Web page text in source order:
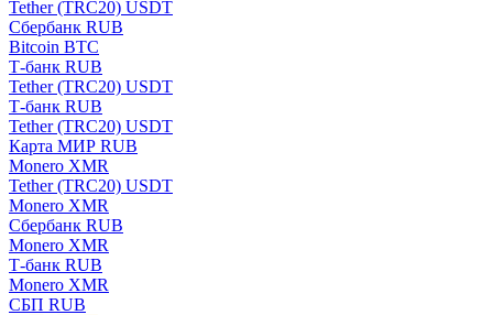
Tether (TRC20) USDT
Сбербанк RUB
Bitcoin BTC
Т-банк RUB
Tether (TRC20) USDT
Т-банк RUB
Tether (TRC20) USDT
Карта МИР RUB
Monero XMR
Tether (TRC20) USDT
Monero XMR
Сбербанк RUB
Monero XMR
Т-банк RUB
Monero XMR
СБП RUB